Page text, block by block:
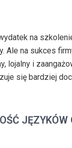
na
Ale na sukces
lojalny i
się bardziej
JĘZYKÓW